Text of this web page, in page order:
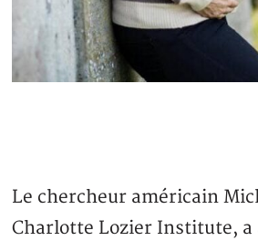
Le chercheur américain
Charlotte Lozier Institute, a